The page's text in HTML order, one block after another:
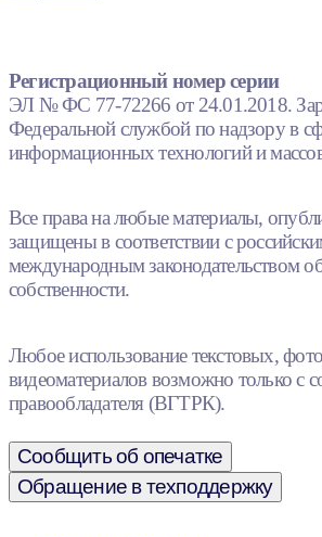
Регистрационный номер серии
ЭЛ № ФС 77-72266 от 24.01.2018.
Федеральной службой по надзору в
информационных технологий и
Все права на любые материалы,
защищены в соответствии с
международным законодательством
собственности.
Любое использование текстовых,
видеоматериалов возможно только с
правообладателя (ВГТРК).
Сообщить об опечатке
Обращение в техподдержку